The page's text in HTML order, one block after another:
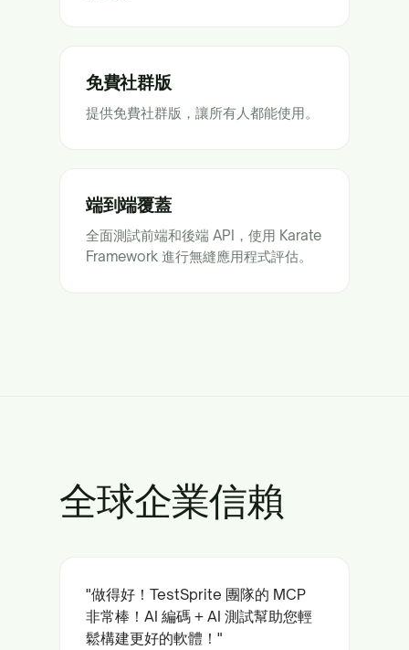
免費社群版
提供免費社群版，讓所有人都能使用。
端到端覆蓋
全面測試前端和後端 API，使用 Karate
Framework 進行無縫應用程式評估。
全球企業信賴
"做得好！TestSprite 團隊的 MCP
非常棒！AI 編碼 + AI 測試幫助您輕
鬆構建更好的軟體！"